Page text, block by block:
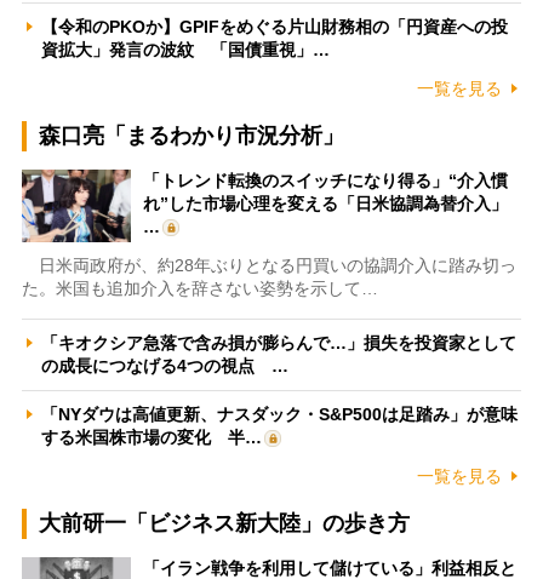
【令和のPKOか】GPIFをめぐる片山財務相の「円資産への投
資拡大」発言の波紋 「国債重視」…
一覧を見る
森口亮「まるわかり市況分析」
「トレンド転換のスイッチになり得る」“介入慣
れ”した市場心理を変える「日米協調為替介入」
…
日米両政府が、約28年ぶりとなる円買いの協調介入に踏み切っ
た。米国も追加介入を辞さない姿勢を示して…
「キオクシア急落で含み損が膨らんで…」損失を投資家として
の成長につなげる4つの視点 …
「NYダウは高値更新、ナスダック・S&P500は足踏み」が意味
する米国株市場の変化 半…
一覧を見る
大前研一「ビジネス新大陸」の歩き方
「イラン戦争を利用して儲けている」利益相反と